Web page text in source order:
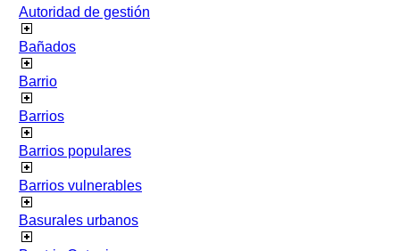
Autoridad de gestión
Bañados
Barrio
Barrios
Barrios populares
Barrios vulnerables
Basurales urbanos